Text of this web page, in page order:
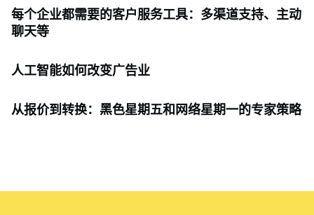
每个企业都需要的客户服务工具：多渠道支持、主动
聊天等
人工智能如何改变广告业
从报价到转换：黑色星期五和网络星期一的专家策略